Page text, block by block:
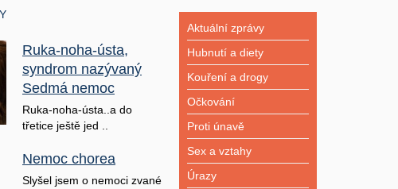
Ruka-noha-ústa,
syndrom nazývaný
Sedmá nemoc
Ruka-noha-ústa..a do
třetice ještě jed ..
Nemoc chorea
Slyšel jsem o nemoci zvané
Aktuální zprávy
Hubnutí a diety
Kouření a drogy
Očkování
Proti únavě
Sex a vztahy
Úrazy